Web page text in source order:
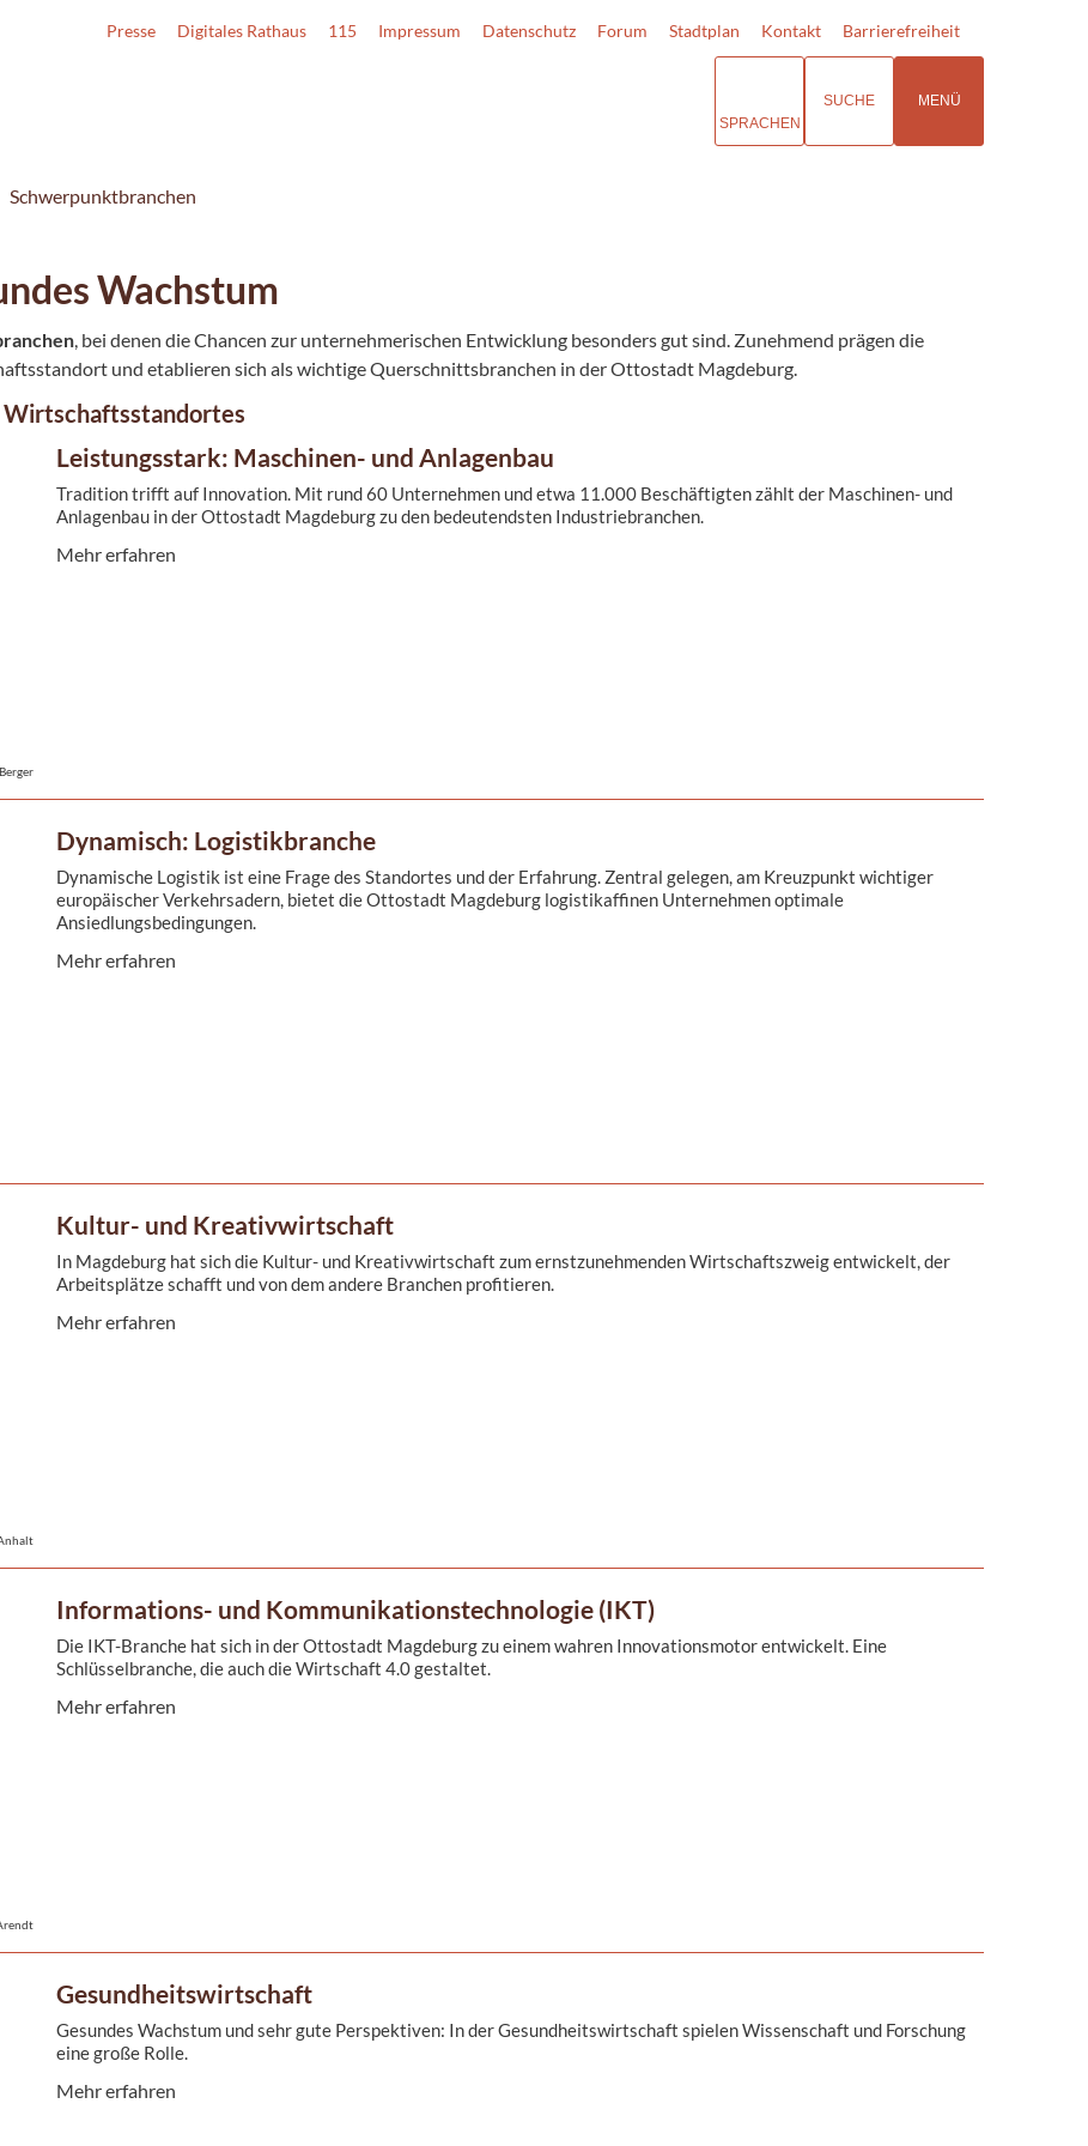
Presse Digitales Rathaus 115 Impressum Datenschutz Forum Stadtplan Kontakt Barrierefreiheit
SPRACHEN
SUCHE MENÜ
Schwerpunktbranchen
Wachstum
, bei denen die Chancen zur unternehmerischen Entwicklung besonders gut sind. Zunehmend prägen die
und etablieren sich als wichtige Querschnittsbranchen in der Ottostadt Magdeburg.
Wirtschaftsstandortes
Leistungsstark: Maschinen- und Anlagenbau
Tradition trifft auf Innovation. Mit rund 60 Unternehmen und etwa 11.000 Beschäftigten zählt der Maschinen- und
Anlagenbau in der Ottostadt Magdeburg zu den bedeutendsten Industriebranchen.
Mehr erfahren
Dynamisch: Logistikbranche
Dynamische Logistik ist eine Frage des Standortes und der Erfahrung. Zentral gelegen, am Kreuzpunkt wichtiger
europäischer Verkehrsadern, bietet die Ottostadt Magdeburg logistikaffinen Unternehmen optimale
Ansiedlungsbedingungen.
Mehr erfahren
Kultur- und Kreativwirtschaft
In Magdeburg hat sich die Kultur- und Kreativwirtschaft zum ernstzunehmenden Wirtschaftszweig entwickelt, der
Arbeitsplätze schafft und von dem andere Branchen profitieren.
Mehr erfahren
Informations- und Kommunikationstechnologie (IKT)
Die IKT-Branche hat sich in der Ottostadt Magdeburg zu einem wahren Innovationsmotor entwickelt. Eine
Schlüsselbranche, die auch die Wirtschaft 4.0 gestaltet.
Mehr erfahren
Gesundheitswirtschaft
Gesundes Wachstum und sehr gute Perspektiven: In der Gesundheitswirtschaft spielen Wissenschaft und Forschung
eine große Rolle.
Mehr erfahren